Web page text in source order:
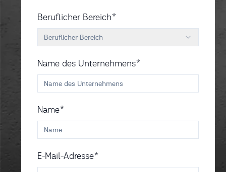
Beruflicher Bereich*
Beruflicher Bereich
Name des Unternehmens*
Name*
E-Mail-Adresse*